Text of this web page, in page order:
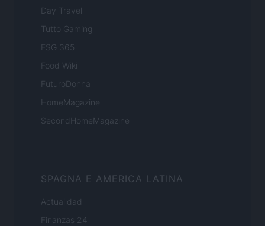
Day Travel
Tutto Gaming
ESG 365
Food Wiki
FuturoDonna
HomeMagazine
SecondHomeMagazine
SPAGNA E AMERICA LATINA
Actualidad
Finanzas 24